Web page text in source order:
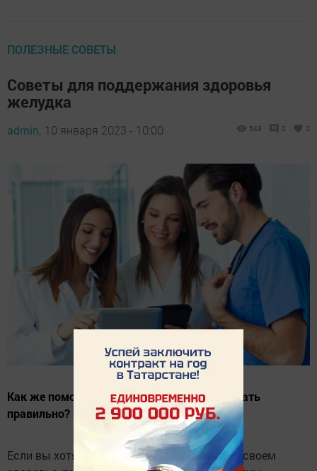
ПОЛЕЗНЫЕ СОВЕТЫ
Советы для поддержания здоровья
желудка
admin, 10 января 2023 - 10:00 543 0 0
Как же помочь желудку и кишечнику работать
правильно?
Если вы хотя бы минимально заботитесь о своем